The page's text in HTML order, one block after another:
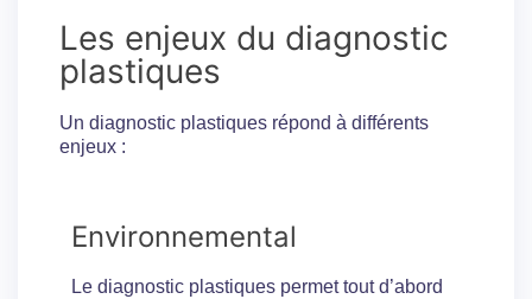
Les enjeux du diagnostic
plastiques
Un diagnostic plastiques répond à différents
enjeux :
Environnemental
Le diagnostic plastiques permet tout d’abord